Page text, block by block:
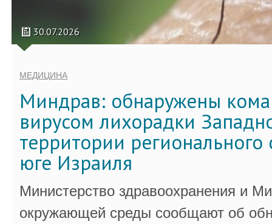
30.07.2026
МЕДИЦИНА
Миндрав: обнаружены
вирусом лихорадки
территории регионального
юге Израиля
Министерство здравоохранения и
окружающей среды сообщают об